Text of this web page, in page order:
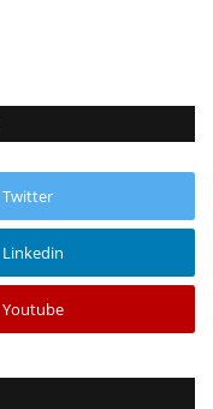
Twitter
Linkedin
Youtube